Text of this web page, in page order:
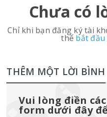
Chưa có
Chỉ khi bạn đăng ký tài
thể bắt
THÊM MỘT LỜI BÌNH
Vui lòng điền
form dưới đây